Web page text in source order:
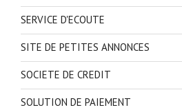
SERVICE D'ECOUTE
SITE DE PETITES ANNONCES
SOCIETE DE CREDIT
SOLUTION DE PAIEMENT